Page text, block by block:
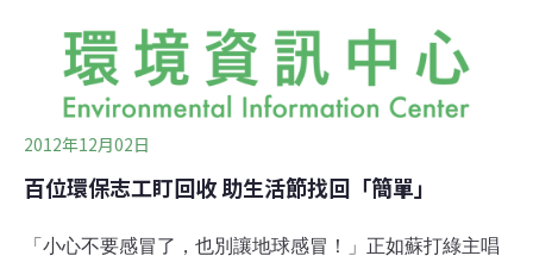
戶外進行，對外宣導要盡量移除懸吊物品的縣政府，始終
不願拆掉布滿鷹架的舞台；此外，當天下午五
2012年12月02日
百位環保志工盯回收 助生活節找回「簡單」
「小心不要感冒了，也別讓地球感冒！」正如蘇打綠主唱